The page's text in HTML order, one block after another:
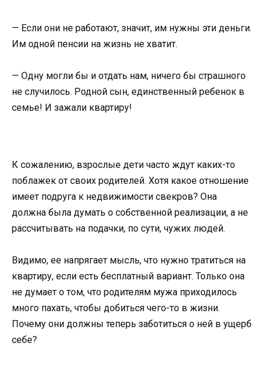
— Если они не работают, значит, им нужны эти деньги.
Им одной пенсии на жизнь не хватит.
— Одну могли бы и отдать нам, ничего бы страшного
не случилось. Родной сын, единственный ребенок в
семье! И зажали квартиру!
К сожалению, взрослые дети часто ждут каких-то
поблажек от своих родителей. Хотя какое отношение
имеет подруга к недвижимости свекров? Она
должна была думать о собственной реализации, а не
рассчитывать на подачки, по сути, чужих людей.
Видимо, ее напрягает мысль, что нужно тратиться на
квартиру, если есть бесплатный вариант. Только она
не думает о том, что родителям мужа приходилось
много пахать, чтобы добиться чего-то в жизни.
Почему они должны теперь заботиться о ней в ущерб
себе?